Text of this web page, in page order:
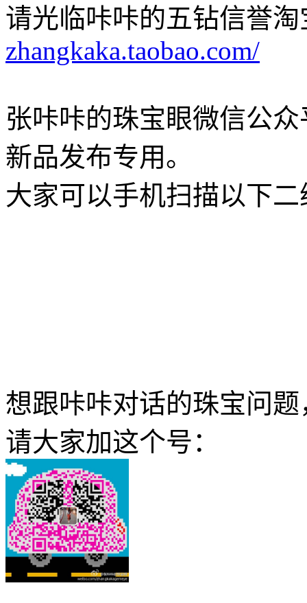
请光临咔咔的五钻信誉淘
zhangkaka.taobao.com/
张咔咔的珠宝眼微信公
新品发布专用。
大家可以手机扫描以下
想跟咔咔对话的珠宝问题
请大家加这个号：